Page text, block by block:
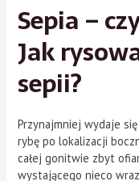
Sepia –
Jak
sepii?
Przynajmniej wydaje
rybę po lokalizacji
całej gonitwie zbyt
wystającego nieco